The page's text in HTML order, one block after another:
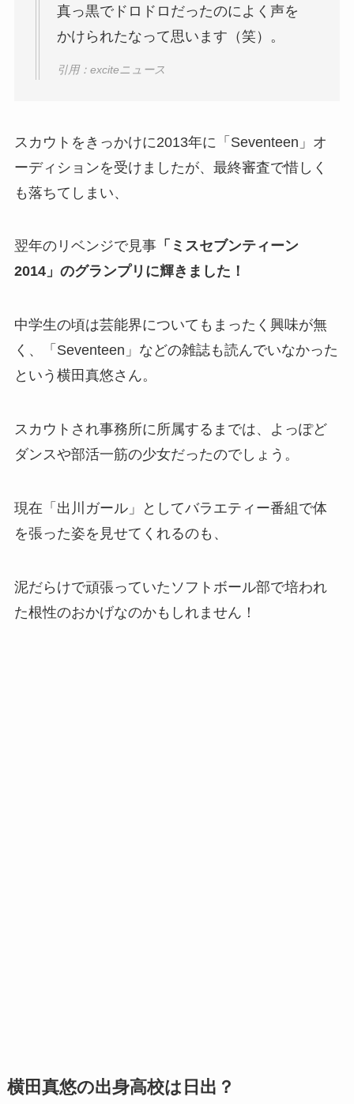
真っ黒でドロドロだったのによく声を
かけられたなって思います（笑）。
引用：exciteニュース
スカウトをきっかけに2013年に「Seventeen」オ
ーディションを受けましたが、最終審査で惜しく
も落ちてしまい、
翌年のリベンジで見事「ミスセブンティーン
2014」のグランプリに輝きました！
中学生の頃は芸能界についてもまったく興味が無
く、「Seventeen」などの雑誌も読んでいなかった
という横田真悠さん。
スカウトされ事務所に所属するまでは、よっぽど
ダンスや部活一筋の少女だったのでしょう。
現在「出川ガール」としてバラエティー番組で体
を張った姿を見せてくれるのも、
泥だらけで頑張っていたソフトボール部で培われ
た根性のおかげなのかもしれません！
横田真悠の出身高校は日出？